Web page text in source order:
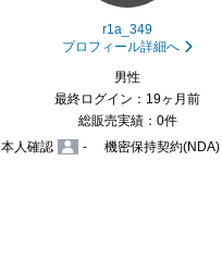
r1a_349
プロフィール詳細へ
男性
最終ログイン：19ヶ月前
総販売実績：0件
本人確認
- 機密保持契約(NDA)